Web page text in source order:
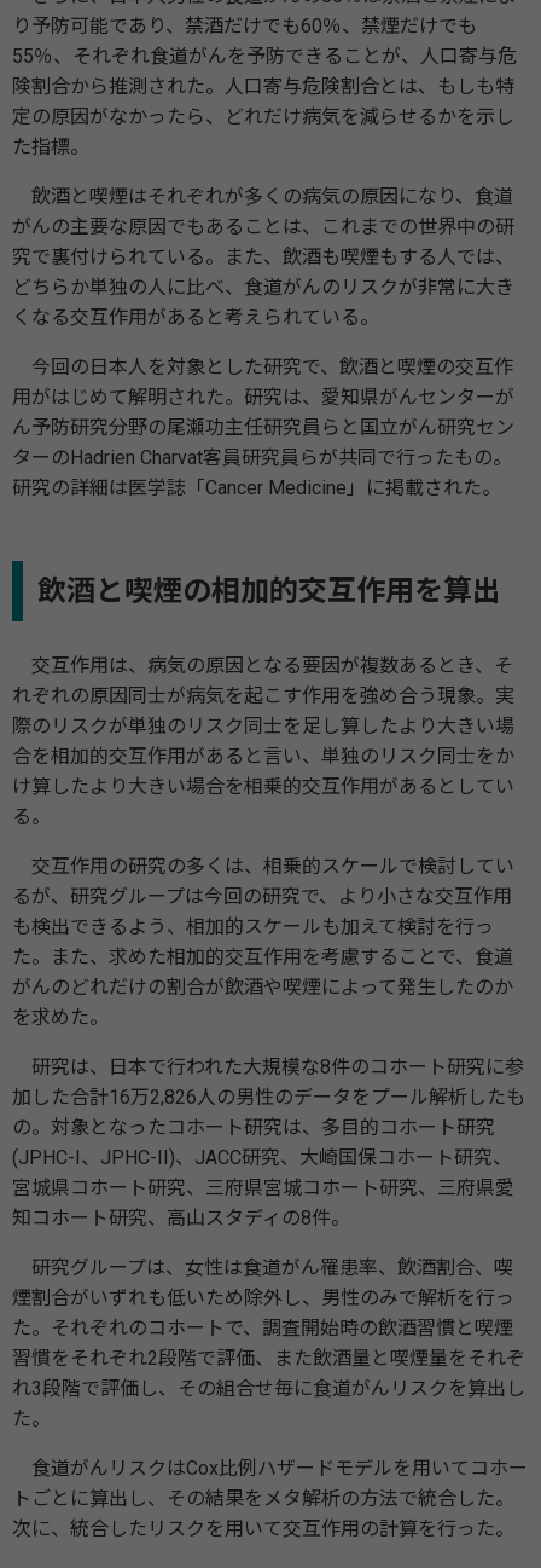
り予防可能であり、禁酒だけでも60％、禁煙だけでも
55％、それぞれ食道がんを予防できることが、人口寄与危
険割合から推測された。人口寄与危険割合とは、もしも特
定の原因がなかったら、どれだけ病気を減らせるかを示し
た指標。
飲酒と喫煙はそれぞれが多くの病気の原因になり、食道
がんの主要な原因でもあることは、これまでの世界中の研
究で裏付けられている。また、飲酒も喫煙もする人では、
どちらか単独の人に比べ、食道がんのリスクが非常に大き
くなる交互作用があると考えられている。
今回の日本人を対象とした研究で、飲酒と喫煙の交互作
用がはじめて解明された。研究は、愛知県がんセンターが
ん予防研究分野の尾瀬功主任研究員らと国立がん研究セン
ターのHadrien Charvat客員研究員らが共同で行ったもの。
研究の詳細は医学誌「Cancer Medicine」に掲載された。
飲酒と喫煙の相加的交互作用を算出
交互作用は、病気の原因となる要因が複数あるとき、そ
れぞれの原因同士が病気を起こす作用を強め合う現象。実
際のリスクが単独のリスク同士を足し算したより大きい場
合を相加的交互作用があると言い、単独のリスク同士をか
け算したより大きい場合を相乗的交互作用があるとしてい
る。
交互作用の研究の多くは、相乗的スケールで検討してい
るが、研究グループは今回の研究で、より小さな交互作用
も検出できるよう、相加的スケールも加えて検討を行っ
た。また、求めた相加的交互作用を考慮することで、食道
がんのどれだけの割合が飲酒や喫煙によって発生したのか
を求めた。
研究は、日本で行われた大規模な8件のコホート研究に参
加した合計16万2,826人の男性のデータをプール解析したも
の。対象となったコホート研究は、多目的コホート研究
(JPHC-I、JPHC-II)、JACC研究、大崎国保コホート研究、
宮城県コホート研究、三府県宮城コホート研究、三府県愛
知コホート研究、高山スタディの8件。
研究グループは、女性は食道がん罹患率、飲酒割合、喫
煙割合がいずれも低いため除外し、男性のみで解析を行っ
た。それぞれのコホートで、調査開始時の飲酒習慣と喫煙
習慣をそれぞれ2段階で評価、また飲酒量と喫煙量をそれぞ
れ3段階で評価し、その組合せ毎に食道がんリスクを算出し
た。
食道がんリスクはCox比例ハザードモデルを用いてコホー
トごとに算出し、その結果をメタ解析の方法で統合した。
次に、統合したリスクを用いて交互作用の計算を行った。